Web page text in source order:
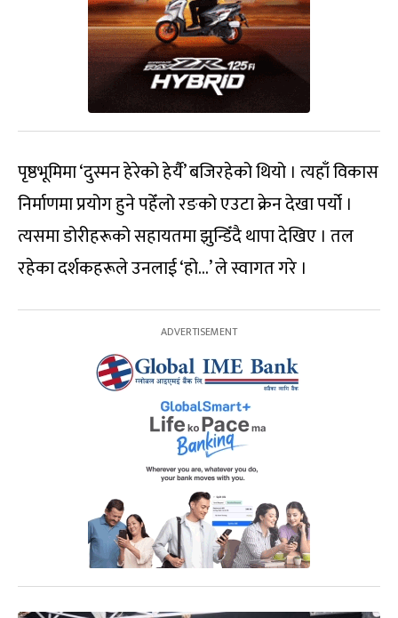
पृष्ठभूमिमा ‘दुस्मन हेरेको हेर्यै’ बजिरहेको थियो । त्यहाँ विकास
निर्माणमा प्रयोग हुने पहेँलो रङको एउटा क्रेन देखा पर्यो ।
त्यसमा डोरीहरूको सहायतमा झुन्डिँदै थापा देखिए । तल
रहेका दर्शकहरूले उनलाई ‘हो…’ ले स्वागत गरे ।